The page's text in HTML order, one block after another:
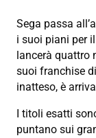
Sega passa
i suoi piani per
lancerà quattro
suoi franchise
inatteso, è
I titoli esatti
puntano sui